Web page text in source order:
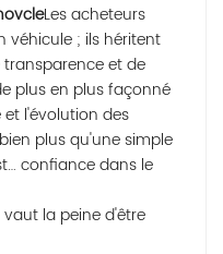
Les acheteurs
véhicule ; ils héritent
et de
plus en plus façonné
l'évolution des
plus qu'une simple
confiance dans le
la peine d'être